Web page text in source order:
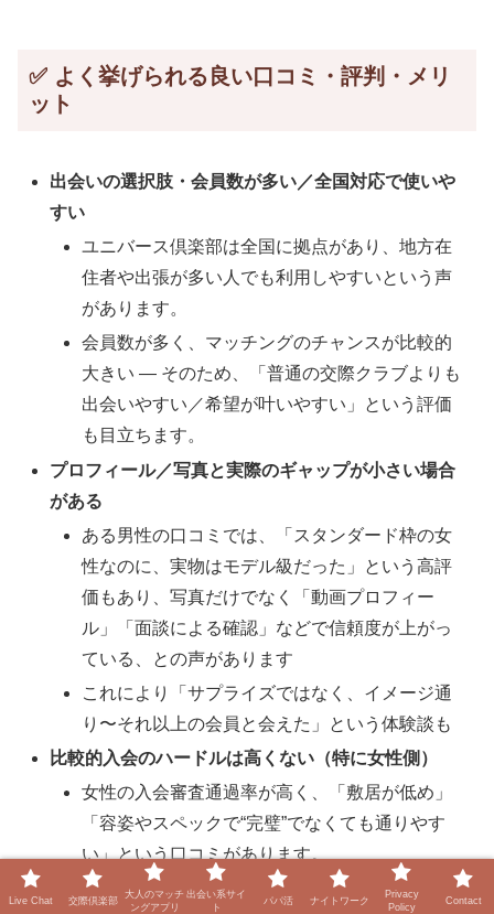
✅ よく挙げられる良い口コミ・評判・メリ
ット
出会いの選択肢・会員数が多い／全国対応で使いや
すい
ユニバース倶楽部は全国に拠点があり、地方在
住者や出張が多い人でも利用しやすいという声
があります。
会員数が多く、マッチングのチャンスが比較的
大きい — そのため、「普通の交際クラブよりも
出会いやすい／希望が叶いやすい」という評価
も目立ちます。
プロフィール／写真と実際のギャップが小さい場合
がある
ある男性の口コミでは、「スタンダード枠の女
性なのに、実物はモデル級だった」という高評
価もあり、写真だけでなく「動画プロフィー
ル」「面談による確認」などで信頼度が上がっ
ている、との声があります
これにより「サプライズではなく、イメージ通
り〜それ以上の会員と会えた」という体験談も
比較的入会のハードルは高くない（特に女性側）
女性の入会審査通過率が高く、「敷居が低め」
「容姿やスペックで“完璧”でなくても通りやす
い」という口コミがあります。
「普通のOL／会社員でも登録できた」「思った
Live Chat 交際倶楽部
大人のマッチ
ングアプリ
出会い系サイ
ト
パパ活 ナイトワーク
Privacy
Policy
Contact